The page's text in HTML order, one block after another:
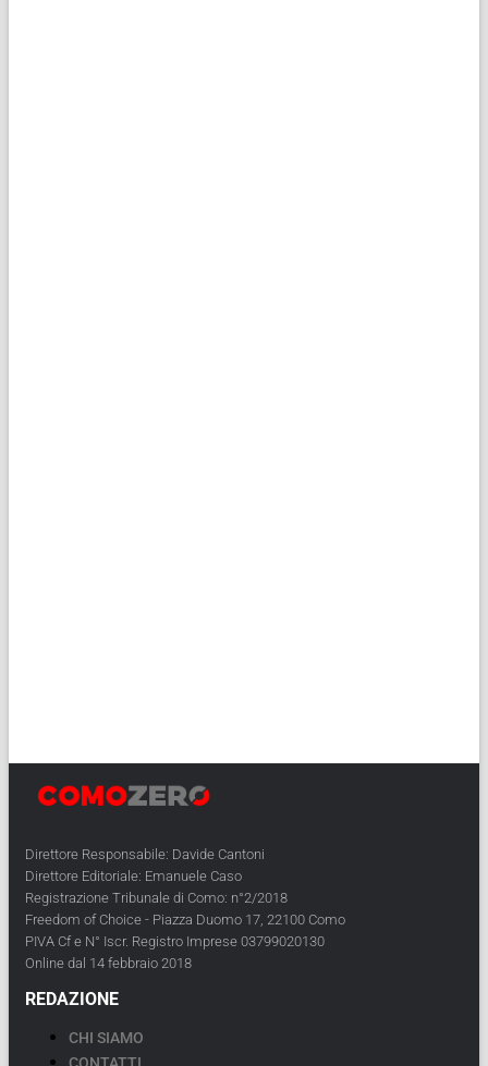
Direttore Responsabile: Davide Cantoni
Direttore Editoriale: Emanuele Caso
Registrazione Tribunale di Como: n°2/2018
Freedom of Choice - Piazza Duomo 17, 22100 Como
PIVA Cf e N° Iscr. Registro Imprese 03799020130
Online dal 14 febbraio 2018
REDAZIONE
CHI SIAMO